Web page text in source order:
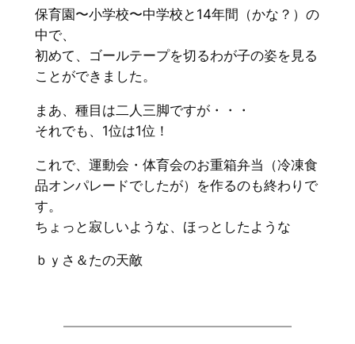
保育園〜小学校〜中学校と14年間（かな？）の
中で、
初めて、ゴールテープを切るわが子の姿を見る
ことができました。
まあ、種目は二人三脚ですが・・・
それでも、1位は1位！
これで、運動会・体育会のお重箱弁当（冷凍食
品オンパレードでしたが）を作るのも終わりで
す。
ちょっと寂しいような、ほっとしたような
ｂｙさ＆たの天敵